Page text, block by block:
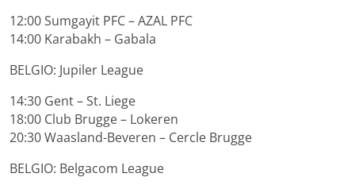
12:00 Sumgayit PFC – AZAL PFC
14:00 Karabakh – Gabala
BELGIO: Jupiler League
14:30 Gent – St. Liege
18:00 Club Brugge – Lokeren
20:30 Waasland-Beveren – Cercle Brugge
BELGIO: Belgacom League